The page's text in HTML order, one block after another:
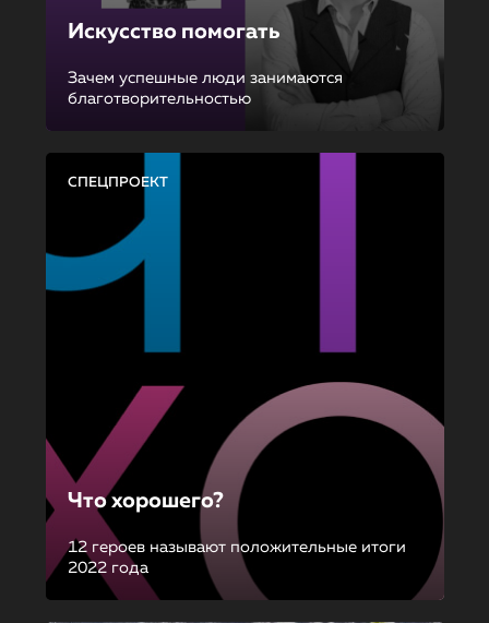
Искусство помогать
Зачем успешные люди занимаются
благотворительностью
СПЕЦПРОЕКТ
Что хорошего?
12 героев называют положительные итоги
2022 года